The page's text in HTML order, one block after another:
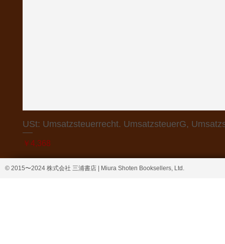
USt: Umsatzsteuerrecht. UmsatzsteuerG,
価格
￥4,368
© 2015〜2024 株式会社 三浦書店 | Miura Shoten Booksellers, Ltd.